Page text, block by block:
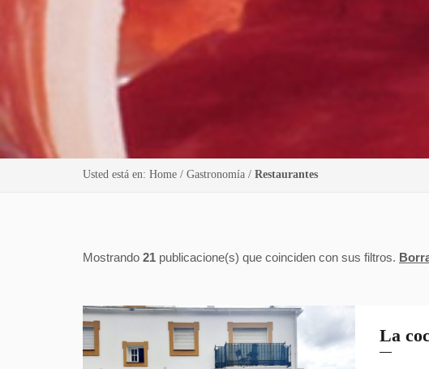
Usted está en: Home / Gastronomía / Restaurantes
Mostrando 21 publicacione(s) que coinciden con sus filtros.
La